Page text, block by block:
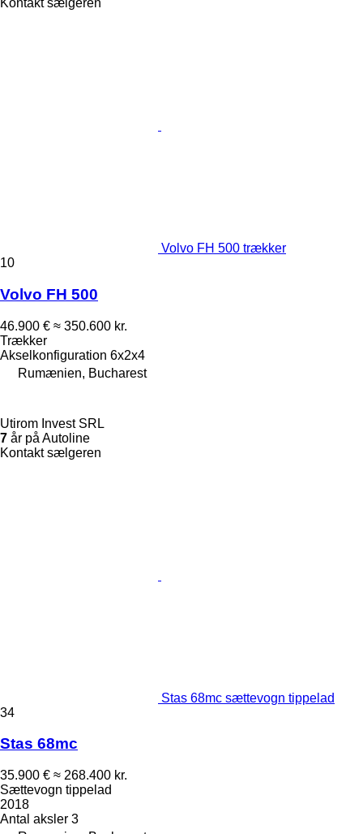
Kontakt sælgeren
Volvo FH 500 trækker
10
Volvo FH 500
46.900 € ≈ 350.600 kr.
Trækker
Akselkonfiguration 6x2x4
Rumænien, Bucharest
Utirom Invest SRL
7 år på Autoline
Kontakt sælgeren
Stas 68mc sættevogn tippelad
34
Stas 68mc
35.900 € ≈ 268.400 kr.
Sættevogn tippelad
2018
Antal aksler 3